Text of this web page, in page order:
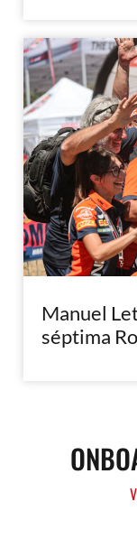
Manuel
séptima